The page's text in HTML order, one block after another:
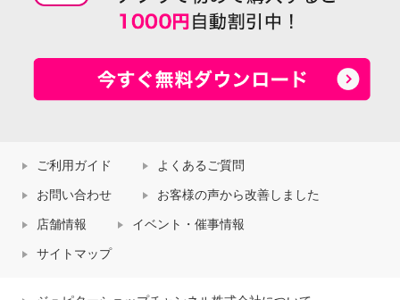
ご利用ガイド よくあるご質問
お問い合わせ お客様の声から改善しました
店舗情報 イベント・催事情報
サイトマップ